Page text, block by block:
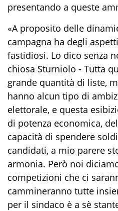
presentando a queste
«A proposito delle
campagna ha degli
fastidiosi. Lo dico senza
chiosa Sturniolo - Tutta
grande quantità di liste,
hanno alcun tipo di
elettorale, e questa
di potenza economica,
capacità di spendere
candidati, a mio parere
armonia. Però noi
competizioni che ci
cammineranno tutte
per il sindaco è a sè